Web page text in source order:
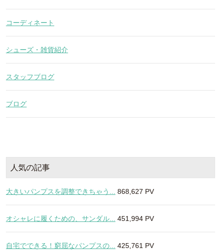
コーディネート
シューズ・雑貨紹介
スタッフブログ
ブログ
人気の記事
大きいパンプスを調整できちゃう... 868,627 PV
オシャレに履くための、サンダル... 451,994 PV
自宅でできる！窮屈なパンプスの... 425,761 PV